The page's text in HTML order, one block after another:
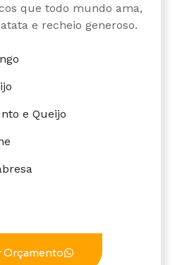
que todo mundo ama,
e recheio generoso.
e Queijo
Orçamento